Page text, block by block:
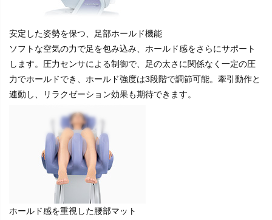
安定した姿勢を保つ、足部ホールド機能
ソフトな空気の力で足を包み込み、ホールド感をさらにサポート
します。圧力センサによる制御で、足の太さに関係なく一定の圧
力でホールドでき、ホールド強度は3段階で調節可能。牽引動作と
連動し、リラクゼーション効果も期待できます。
ホールド感を重視した腰部マット